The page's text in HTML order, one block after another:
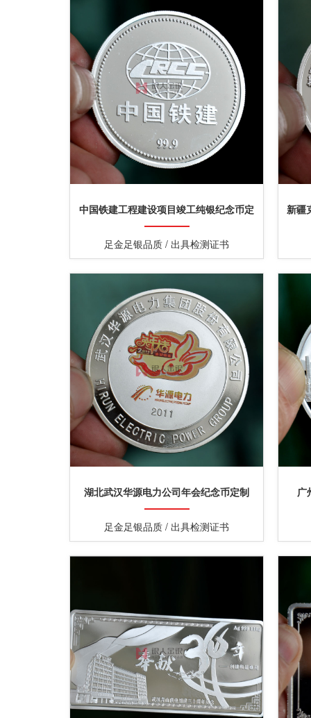
中国铁建工程建设项目竣工纯银纪念币定
制
足金足银品质 / 出具检测证书
新疆
湖北武汉华源电力公司年会纪念币定制
足金足银品质 / 出具检测证书
广